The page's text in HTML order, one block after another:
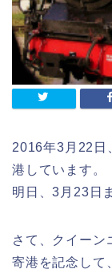
2016年3月22日
港しています。
明日、3月23日
さて、クイーン
寄港を記念して